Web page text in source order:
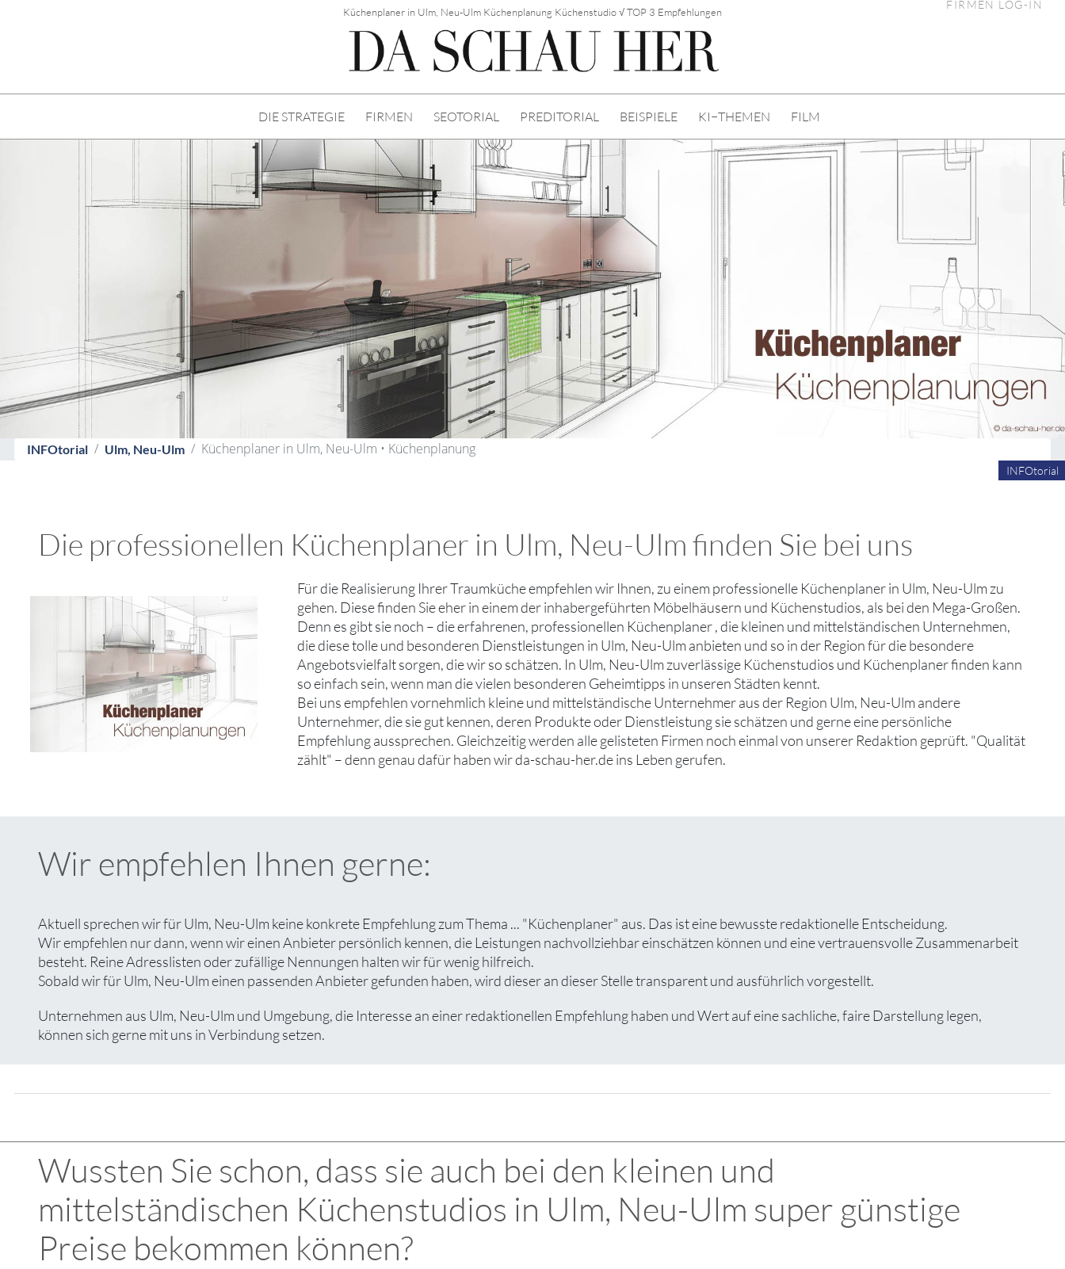
Küchenplaner in Ulm, Neu-Ulm Küchenplanung Küchenstudio √ TOP 3 Empfehlungen
FIRMEN LOG-IN
DIE STRATEGIE FIRMEN SEOTORIAL PREDITORIAL BEISPIELE KI−THEMEN FILM
INFOtorial Ulm, Neu-Ulm Küchenplaner in Ulm, Neu-Ulm • Küchenplanung
INFOtorial
Die professionellen Küchenplaner in Ulm, Neu-Ulm finden Sie bei uns
Für die Realisierung Ihrer Traumküche empfehlen wir Ihnen, zu einem professionelle Küchenplaner in Ulm, Neu-Ulm zu
gehen. Diese finden Sie eher in einem der inhabergeführten Möbelhäusern und Küchenstudios, als bei den Mega-Großen.
Denn es gibt sie noch – die erfahrenen, professionellen Küchenplaner , die kleinen und mittelständischen Unternehmen,
die diese tolle und besonderen Dienstleistungen in Ulm, Neu-Ulm anbieten und so in der Region für die besondere
Angebotsvielfalt sorgen, die wir so schätzen. In Ulm, Neu-Ulm zuverlässige Küchenstudios und Küchenplaner finden kann
so einfach sein, wenn man die vielen besonderen Geheimtipps in unseren Städten kennt.
Bei uns empfehlen vornehmlich kleine und mittelständische Unternehmer aus der Region Ulm, Neu-Ulm andere
Unternehmer, die sie gut kennen, deren Produkte oder Dienstleistung sie schätzen und gerne eine persönliche
Empfehlung aussprechen. Gleichzeitig werden alle gelisteten Firmen noch einmal von unserer Redaktion geprüft. "Qualität
zählt" – denn genau dafür haben wir da-schau-her.de ins Leben gerufen.
Wir empfehlen Ihnen gerne:
Aktuell sprechen wir für Ulm, Neu-Ulm keine konkrete Empfehlung zum Thema ... "Küchenplaner" aus. Das ist eine bewusste redaktionelle Entscheidung.
Wir empfehlen nur dann, wenn wir einen Anbieter persönlich kennen, die Leistungen nachvollziehbar einschätzen können und eine vertrauensvolle Zusammenarbeit
besteht. Reine Adresslisten oder zufällige Nennungen halten wir für wenig hilfreich.
Sobald wir für Ulm, Neu-Ulm einen passenden Anbieter gefunden haben, wird dieser an dieser Stelle transparent und ausführlich vorgestellt.
Unternehmen aus Ulm, Neu-Ulm und Umgebung, die Interesse an einer redaktionellen Empfehlung haben und Wert auf eine sachliche, faire Darstellung legen,
können sich gerne mit uns in Verbindung setzen.
Wussten Sie schon, dass sie auch bei den kleinen und
mittelständischen Küchenstudios in Ulm, Neu-Ulm super günstige
Preise bekommen können?